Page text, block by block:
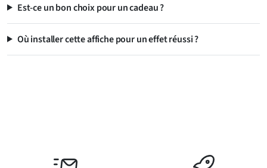
Est-ce un bon choix pour un cadeau ?
Où installer cette affiche pour un effet réussi ?